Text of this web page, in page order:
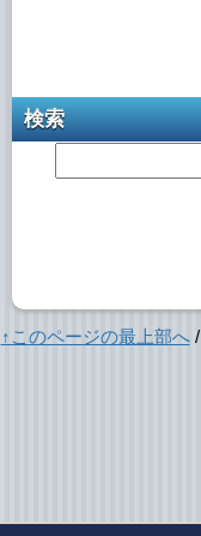
検索
↑このページの最上部へ/